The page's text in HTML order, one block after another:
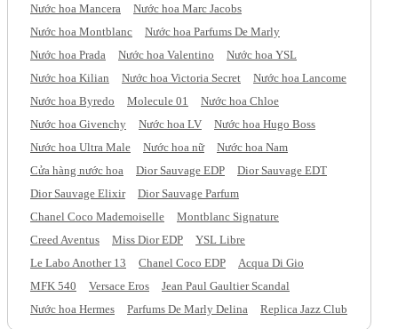
Nước hoa Mancera
Nước hoa Marc Jacobs
Nước hoa Montblanc
Nước hoa Parfums De Marly
Nước hoa Prada
Nước hoa Valentino
Nước hoa YSL
Nước hoa Kilian
Nước hoa Victoria Secret
Nước hoa Lancome
Nước hoa Byredo
Molecule 01
Nước hoa Chloe
Nước hoa Givenchy
Nước hoa LV
Nước hoa Hugo Boss
Nước hoa Ultra Male
Nước hoa nữ
Nước hoa Nam
Cửa hàng nước hoa
Dior Sauvage EDP
Dior Sauvage EDT
Dior Sauvage Elixir
Dior Sauvage Parfum
Chanel Coco Mademoiselle
Montblanc Signature
Creed Aventus
Miss Dior EDP
YSL Libre
Le Labo Another 13
Chanel Coco EDP
Acqua Di Gio
MFK 540
Versace Eros
Jean Paul Gaultier Scandal
Nước hoa Hermes
Parfums De Marly Delina Replica Jazz Club